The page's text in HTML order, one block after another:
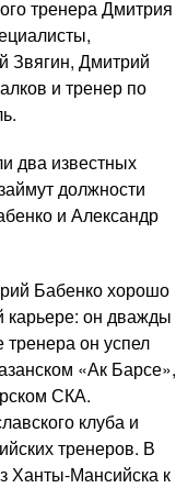
тренера Дмитрия
Звягин, Дмитрий
и тренер по
два известных
должности
и Александр
Бабенко хорошо
карьере: он дважды
тренера он успел
«Ак Барсе»,
СКА.
клуба и
тренеров. В
Ханты-Мансийска к